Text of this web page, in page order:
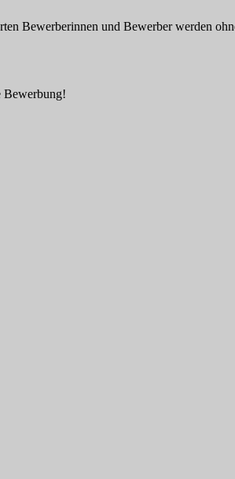
Bewerberinnen und Bewerber werden
Bewerbung!